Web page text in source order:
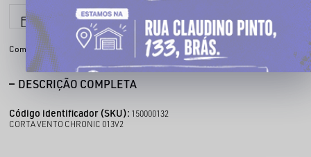
Parcele em até
Compartilhe:
DESCRIÇÃO COMPLETA
Código identificador (SKU): 150000132
CORTA VENTO CHRONIC 013V2